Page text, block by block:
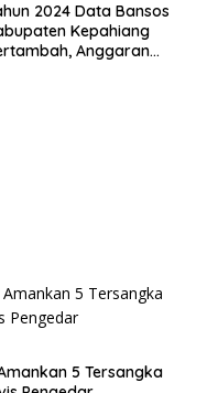
2024 Data Bansos
Kepahiang
Anggaran
5 Tersangka